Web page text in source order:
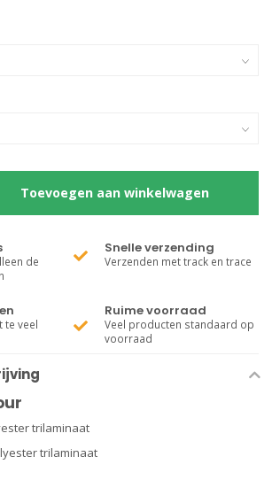
Toevoegen aan winkelwagen
de
Snelle verzending
Verzenden met track en trace
te veel
Ruime voorraad
Veel producten standaard op
voorraad
trilaminaat
trilaminaat